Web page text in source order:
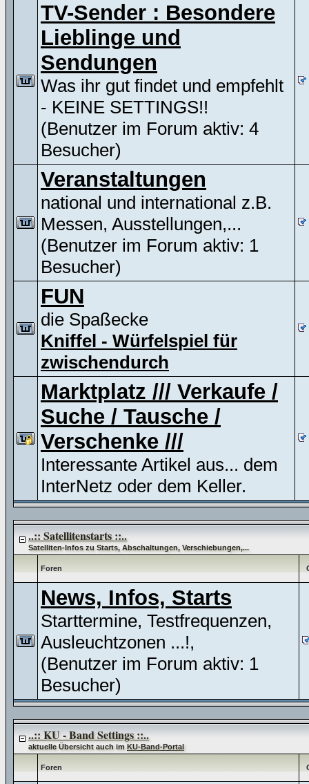
TV-Sender : Besondere
Lieblinge und
Sendungen
Was ihr gut findet und empfehlt
- KEINE SETTINGS!!
(Benutzer im Forum aktiv: 4
Besucher)
Veranstaltungen
national und international z.B.
Messen, Ausstellungen,...
(Benutzer im Forum aktiv: 1
Besucher)
FUN
die Spaßecke
Kniffel - Würfelspiel für
zwischendurch
Marktplatz /// Verkaufe /
Suche / Tausche /
Verschenke ///
Interessante Artikel aus... dem
InterNetz oder dem Keller.
..:: Satellitenstarts ::..
Satelliten-Infos zu Starts, Abschaltungen, Verschiebungen,...
Foren
News, Infos, Starts
Starttermine, Testfrequenzen,
Ausleuchtzonen ...!,
(Benutzer im Forum aktiv: 1
Besucher)
..:: KU - Band Settings ::..
aktuelle Übersicht auch imKU-Band-Portal
Foren